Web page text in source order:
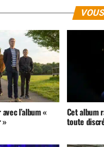
l’album «
»
Cet album
toute